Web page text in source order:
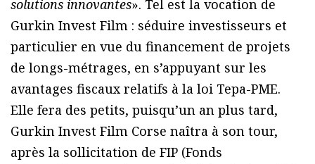
solutions innovantes». Tel est la vocation de
Gurkin Invest Film : séduire investisseurs et
particulier en vue du financement de projets
de longs-métrages, en s’appuyant sur les
avantages fiscaux relatifs à la loi Tepa-PME.
Elle fera des petits, puisqu’un an plus tard,
Gurkin Invest Film Corse naîtra à son tour,
après la sollicitation de FIP (Fonds